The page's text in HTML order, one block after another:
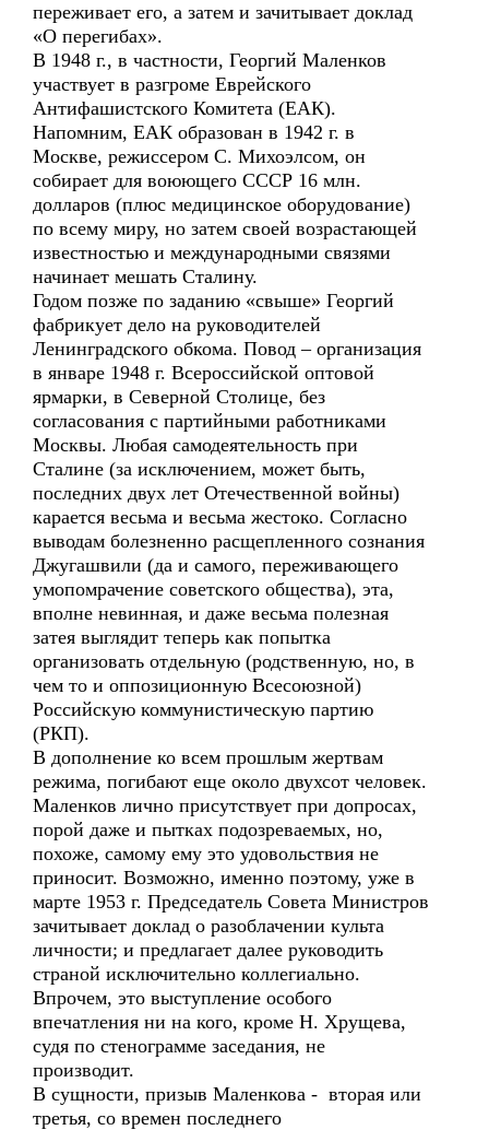
переживает его, а затем и зачитывает доклад
«О перегибах».
В 1948 г., в частности, Георгий Маленков
участвует в разгроме Еврейского
Антифашистского Комитета (ЕАК).
Напомним, ЕАК образован в 1942 г. в
Москве, режиссером С. Михоэлсом, он
собирает для воюющего СССР 16 млн.
долларов (плюс медицинское оборудование)
по всему миру, но затем своей возрастающей
известностью и международными связями
начинает мешать Сталину.
Годом позже по заданию «свыше» Георгий
фабрикует дело на руководителей
Ленинградского обкома. Повод – организация
в январе 1948 г. Всероссийской оптовой
ярмарки, в Северной Столице, без
согласования с партийными работниками
Москвы. Любая самодеятельность при
Сталине (за исключением, может быть,
последних двух лет Отечественной войны)
карается весьма и весьма жестоко. Согласно
выводам болезненно расщепленного сознания
Джугашвили (да и самого, переживающего
умопомрачение советского общества), эта,
вполне невинная, и даже весьма полезная
затея выглядит теперь как попытка
организовать отдельную (родственную, но, в
чем то и оппозиционную Всесоюзной)
Российскую коммунистическую партию
(РКП).
В дополнение ко всем прошлым жертвам
режима, погибают еще около двухсот человек.
Маленков лично присутствует при допросах,
порой даже и пытках подозреваемых, но,
похоже, самому ему это удовольствия не
приносит. Возможно, именно поэтому, уже в
марте 1953 г. Председатель Совета Министров
зачитывает доклад о разоблачении культа
личности; и предлагает далее руководить
страной исключительно коллегиально.
Впрочем, это выступление особого
впечатления ни на кого, кроме Н. Хрущева,
судя по стенограмме заседания, не
производит.
В сущности, призыв Маленкова - вторая или
третья, со времен последнего